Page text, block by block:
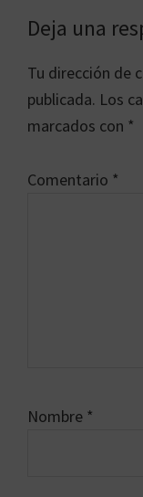
con
los
lectores
Deja una
Tu dirección de
publicada. Los
marcados con *
Comentario *
Nombre *